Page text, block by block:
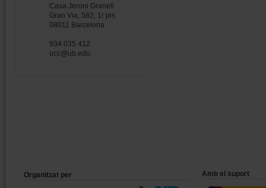
Casa Jeroni Granell
Gran Via, 582, 1r pis
08011 Barcelona
934 035 412
ucc@ub.edu
Organitzat per Amb el suport